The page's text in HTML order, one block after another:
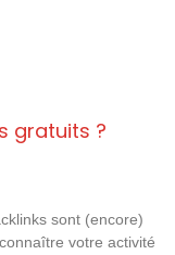
gratuits ?
sont (encore)
votre activité